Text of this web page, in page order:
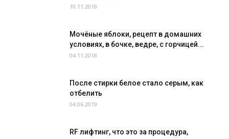
10.11.2018
Мочёные яблоки, рецепт в домашних
условиях, в бочке, ведре, с горчицей...
04.11.2018
После стирки белое стало серым, как
отбелить
04.06.2019
RF лифтинг, что это за процедура,